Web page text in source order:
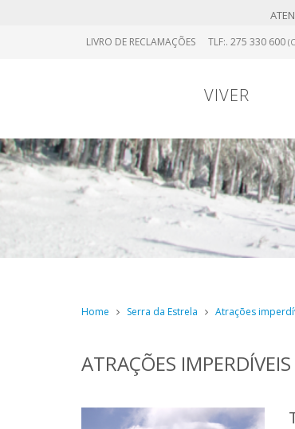
LIVRO DE RECLAMAÇÕES TLF:. 275 330 600
VIVER
Home Serra da Estrela Atrações
ATRAÇÕES IMPERDÍVEIS